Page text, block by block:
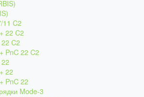
11 C2
22 C2
C2
PnC 22 C2
22
PnC 22
Mode-3